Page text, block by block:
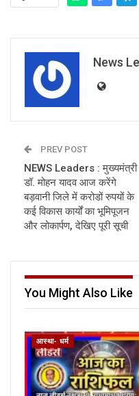
News
PREV POST
NEWS Leaders : मुख्यमंत्री
डॉ. मोहन यादव आज करेंगे
बड़वानी जिले में करोडों रुपयों के
कई विकास कार्यों का भूमिपूजन
और लोकार्पण, देखिए पूरी सूची
You Might Also Like
आस्था- धर्म